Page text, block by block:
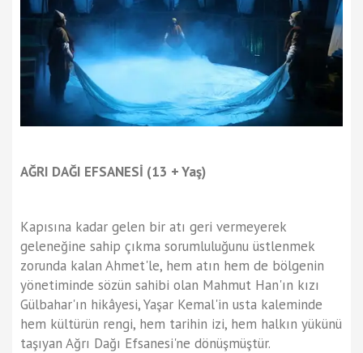
AĞRI DAĞI EFSANESİ (13 + Yaş)
Kapısına kadar gelen bir atı geri vermeyerek
geleneğine sahip çıkma sorumluluğunu üstlenmek
zorunda kalan Ahmet'le, hem atın hem de bölgenin
yönetiminde sözün sahibi olan Mahmut Han'ın kızı
Gülbahar'ın hikâyesi, Yaşar Kemal'in usta kaleminde
hem kültürün rengi, hem tarihin izi, hem halkın yükünü
taşıyan Ağrı Dağı Efsanesi'ne dönüşmüştür.